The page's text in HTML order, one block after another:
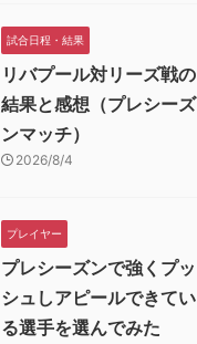
試合日程・結果
リバプール対リーズ戦の
結果と感想（プレシーズ
ンマッチ）
2026/8/4
プレイヤー
プレシーズンで強くプッ
シュしアピールできてい
る選手を選んでみた